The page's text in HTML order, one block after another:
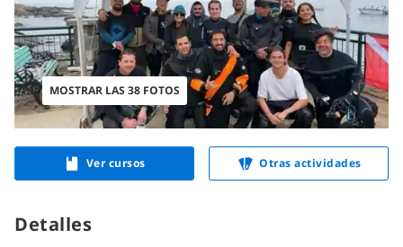
MOSTRAR LAS 38 FOTOS
Ver cursos Otras actividades
Detalles